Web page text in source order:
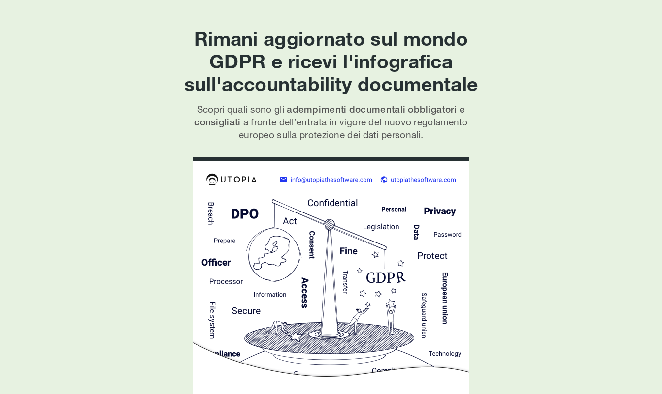
Rimani aggiornato sul mondo
GDPR e ricevi l'infografica
sull'accountability documentale
Scopri quali sono gliadempimenti documentali obbligatori e
consigliati a fronte dell’entrata in vigore del nuovo regolamento
europeo sulla protezione dei dati personali.